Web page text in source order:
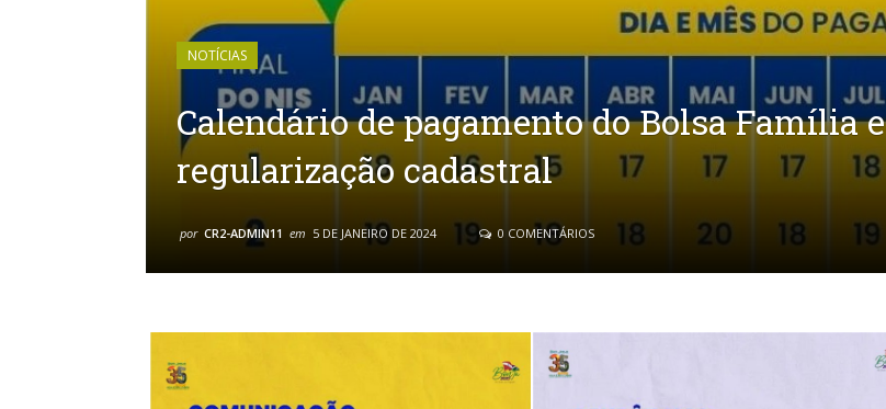
NOTÍCIAS
Calendário de pagamento do Bolsa Família e
regularização cadastral
por CR2-ADMIN11 em 5 DE JANEIRO DE 2024 0 COMENTÁRIOS